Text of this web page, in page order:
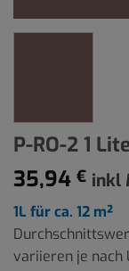
P-RO-2 1
35,94 € inkl
1L für ca. 12 m²
variieren je nach